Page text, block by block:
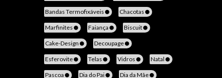
Bandas Termofixáveis Chacotas
Marfinites Faiança Biscuit
Cake-Design Decoupage
Esferovite Telas Vidros Natal
Pascoa Dia do Pai Dia da Mãe